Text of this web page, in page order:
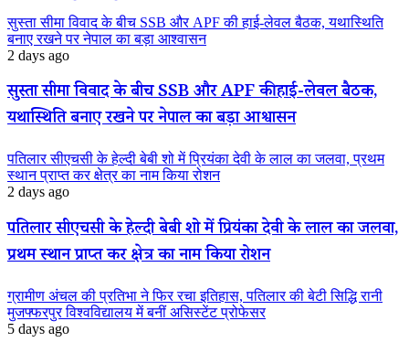
सुस्ता सीमा विवाद के बीच SSB और APF की हाई-लेवल बैठक, यथास्थिति
बनाए रखने पर नेपाल का बड़ा आश्वासन
2 days ago
सुस्ता सीमा विवाद के बीच SSB और APF की हाई-लेवल बैठक,
यथास्थिति बनाए रखने पर नेपाल का बड़ा आश्वासन
पतिलार सीएचसी के हेल्दी बेबी शो में प्रियंका देवी के लाल का जलवा, प्रथम
स्थान प्राप्त कर क्षेत्र का नाम किया रोशन
2 days ago
पतिलार सीएचसी के हेल्दी बेबी शो में प्रियंका देवी के लाल का जलवा,
प्रथम स्थान प्राप्त कर क्षेत्र का नाम किया रोशन
ग्रामीण अंचल की प्रतिभा ने फिर रचा इतिहास, पतिलार की बेटी सिद्धि रानी
मुजफ्फरपुर विश्वविद्यालय में बनीं असिस्टेंट प्रोफेसर
5 days ago